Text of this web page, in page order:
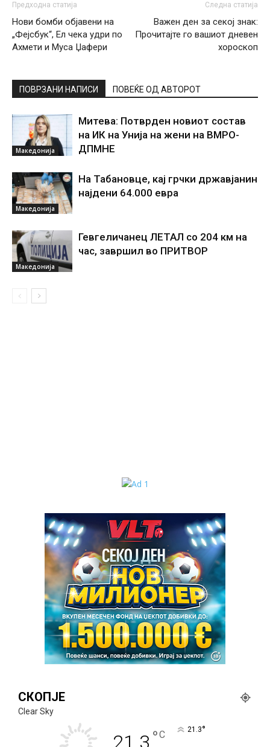
Предходна статија
Нови бомби објавени на
„Фејсбук“, Ел чека удри по
Ахмети и Муса Џафери
Следна статија
Важен ден за секој знак:
Прочитајте го вашиот дневен
хороскоп
ПОВРЗАНИ НАПИСИ ПОВЕЌЕ ОД АВТОРОТ
Македонија
Митева: Потврден новиот состав
на ИК на Унија на жени на ВМРО-
ДПМНЕ
Македонија
На Табановце, кај грчки државјанин
најдени 64.000 евра
Македонија
Гевгеличанец ЛЕТАЛ со 204 км на
час, завршил во ПРИТВОР